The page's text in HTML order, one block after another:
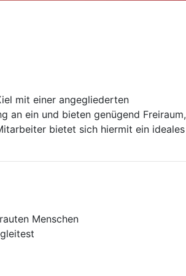
mit einer angegliederten
an ein und bieten genügend Freiraum,
bietet sich hiermit ein ideales
Menschen